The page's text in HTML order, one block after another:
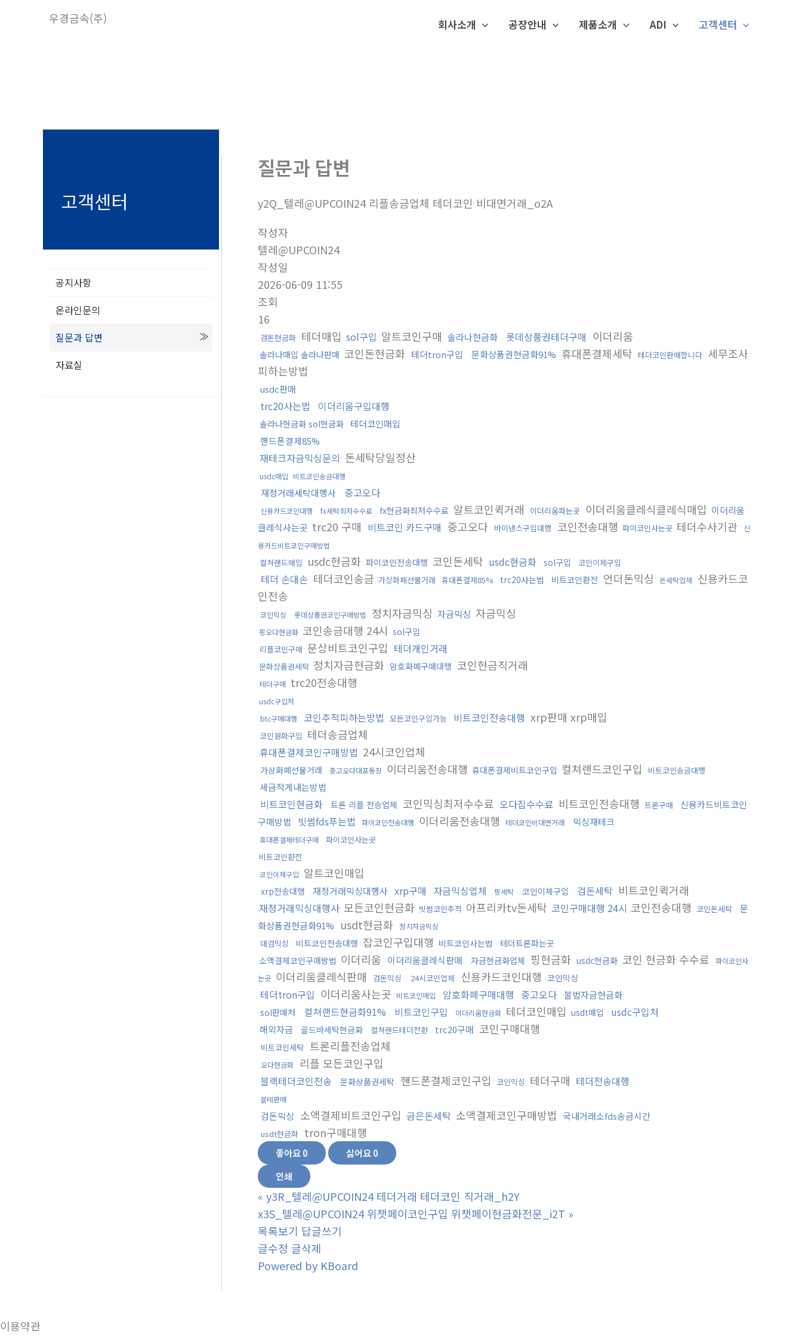
우경금속(주) 회사소개 공장안내 제품소개 ADI 고객센터
고객센터
공지사항
온라인문의
질문과 답변
자료실
질문과 답변
y2Q_텔레@UPCOIN24 리플송금업체 테더코인 비대면거래_o2A
작성자
텔레@UPCOIN24
작성일
2026-06-09 11:55
조회
16
검돈현금화 테더매입 sol구입 알트코인구매 솔라나현금화 롯데상품권테더구매 이더리움
솔라나매입 솔라나판매 코인돈현금화 테더tron구입 문화상품권현금화91% 휴대폰결제세탁 테더코인판매합니다 세무조사
피하는방법
usdc판매
trc20사는법 이더리움구입대행
솔라나현금화 sol현금화 테더코인매입
핸드폰결제85%
재테크자금믹싱문의 돈세탁당일정산
usdc매입 비트코인송금대행
재정거래세탁대행사 중고오다
신용카드코인대행 fx세탁최저수수료 fx현금화최저수수료 알트코인퀵거래 이더리움파는곳 이더리움클레식클레식매입 이더리움
클레식사는곳 trc20 구매 비트코인 카드구매 중고오다 바이낸스구입대행 코인전송대행 파이코인사는곳 테더수사기관
신
용카드비트코인구매방법
컬쳐랜드매입 usdc현금화 파이코인전송대행 코인돈세탁 usdc현금화 sol구입 코인이체구입
테더 손대손 테더코인송금 가상화폐선물거래 휴대폰결제85% trc20사는법 비트코인환전 언더돈믹싱 돈세탁업체
신용카드코
인전송
코인믹싱 롯데상품권코인구매방법 정치자금믹싱 자금믹싱 자금믹싱
핑오다현금화 코인송금대행 24시 sol구입
리플코인구매 문상비트코인구입 테더개인거래
문화상품권세탁 정치자금현금화 암호화폐구매대행 코인현금직거래
테더구매 trc20전송대행
usdc구입처
btc구매대행
코인추적피하는방법 모든코인구입가능 비트코인전송대행 xrp판매 xrp매입
코인원화구입 테더송금업체
휴대폰결제코인구매방법 24시코인업체
가상화폐선물거래 중고오다대포통장 이더리움전송대행 휴대폰결제비트코인구입 컬쳐랜드코인구입 비트코인송금대행
세금적게내는방법
비트코인현금화 트론 리플 전송업체 코인믹싱최저수수료 오다집수수료 비트코인전송대행 트론구매
신용카드비트코인
구매방법
빗썸fds푸는법 파이코인전송대행 이더리움전송대행 테더코인비대면거래 믹싱재테크
휴대폰결제테더구매
파이코인사는곳
비트코인환전
코인이체구입 알트코인매입
xrp전송대행 재정거래믹싱대행사 xrp구매 자금믹싱업체 핑세탁 코인이체구입 검돈세탁 비트코인퀵거래
재정거래믹싱대행사 모든코인현금화 빗썸코인추적 아프리카tv돈세탁 코인구매대행 24시 코인전송대행 코인돈세탁
문
화상품권현금화91%
usdt현금화 정치자금믹싱
대검믹싱 비트코인전송대행 잡코인구입대행 비트코인사는법
테더트론파는곳
소액결제코인구매방법 이더리움 이더리움클레식판매 자금현금화업체 핑현금화 usdc현금화 코인 현금화 수수료
파이코인사
는곳 이더리움클레식판매 검돈믹싱 24시코인업체 신용카드코인대행 코인믹싱
테더tron구입 이더리움사는곳 비트코인매입 암호화폐구매대행 중고오다 불법자금현금화
sol판매처 컬쳐랜드현금화91% 비트코인구입 이더리움현금화 테더코인매입 usdt매입 usdc구입처
해외자금 골드바세탁현금화 컬쳐랜드테더전환 trc20구매 코인구매대행
비트코인세탁 트론리플전송업체
오다현금화 리플 모든코인구입
블랙테더코인전송 문화상품권세탁 핸드폰결제코인구입 코인믹싱 테더구매 테더전송대행
블테판매
검돈믹싱 소액결제비트코인구입 금은돈세탁 소액결제코인구매방법 국내거래소fds송금시간
usdt현금화 tron구매대행
좋아요0 싫어요0
인쇄
« y3R_텔레@UPCOIN24 테더거래 테더코인 직거래_h2Y
x3S_텔레@UPCOIN24 위챗페이코인구입 위챗페이현금화전문_i2T »
목록보기 답글쓰기
글수정 글삭제
Powered by KBoard
이용약관